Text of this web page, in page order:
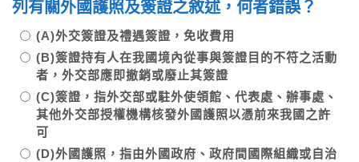
列有關外國護照及簽證之敘述，何者錯誤？
(A)外交簽證及禮遇簽證，免收費用
(B)簽證持有人在我國境內從事與簽證目的不符之活動
者，外交部應即撤銷或廢止其簽證
(C)簽證，指外交部或駐外使領館、代表處、辦事處、
其他外交部授權機構核發外國護照以憑前來我國之許
可
(D)外國護照，指由外國政府、政府間國際組織或自治